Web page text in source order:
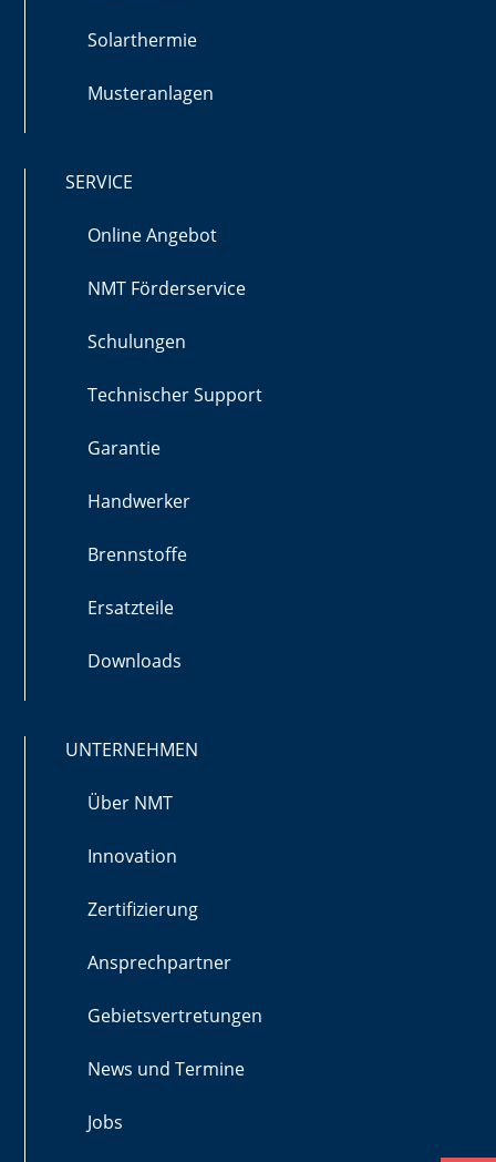
Solarthermie
Musteranlagen
SERVICE
Online Angebot
NMT Förderservice
Schulungen
Technischer Support
Garantie
Handwerker
Brennstoffe
Ersatzteile
Downloads
UNTERNEHMEN
Über NMT
Innovation
Zertifizierung
Ansprechpartner
Gebietsvertretungen
News und Termine
Jobs